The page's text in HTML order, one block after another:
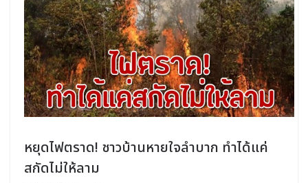
หยุดไฟตราด! ชาวบ้านหายใจลำบาก ทำได้แค่
สกัดไม่ให้ลาม